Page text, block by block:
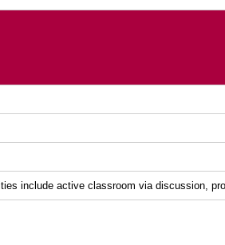
include active classroom via discussion,